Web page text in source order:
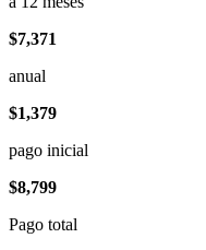
$7,371
anual
$1,379
pago inicial
$8,799
Pago total